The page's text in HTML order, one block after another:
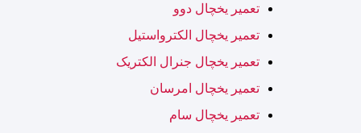
تعمیر یخچال دوو
تعمیر یخچال الکترواستیل
تعمیر یخچال جنرال الکتریک
تعمیر یخچال امرسان
تعمیر یخچال سام